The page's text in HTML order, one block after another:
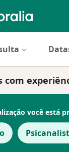
com
você está